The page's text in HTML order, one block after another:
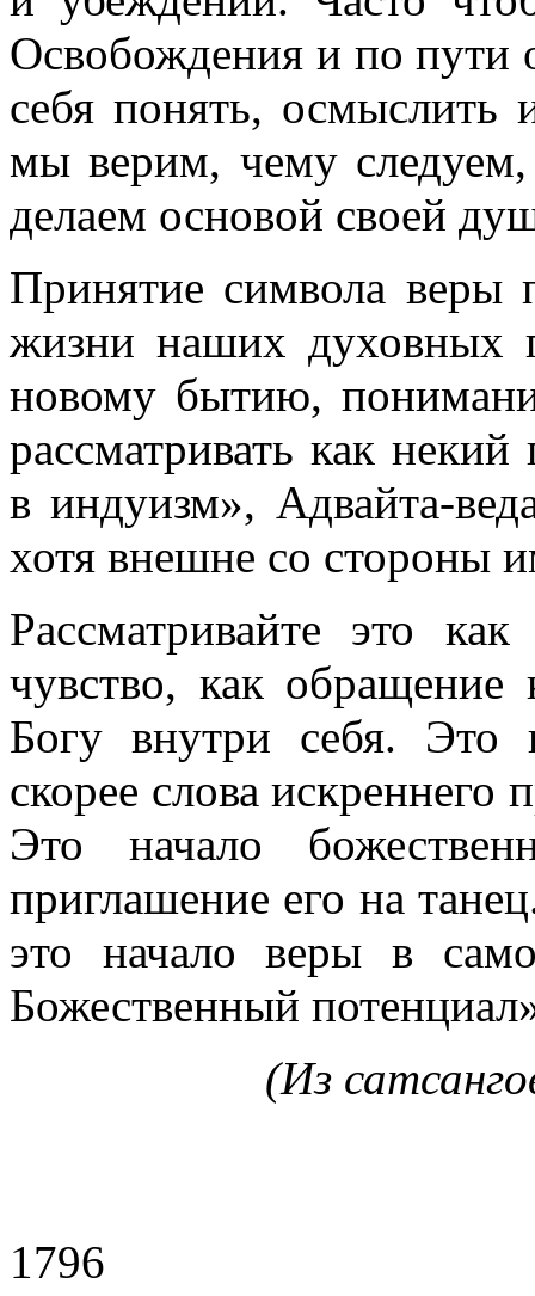
Освобождения и по
себя понять, осмыслить
мы верим, чему
делаем основой своей
Принятие символа веры
жизни наших духовных
новому бытию,
рассматривать как
в индуизм», Адвайта-
хотя внешне со стороны
Рассматривайте это
чувство, как
Богу внутри себя. Это
скорее слова
Это начало
приглашение его на
это начало веры в
Божественный
(Из
1796